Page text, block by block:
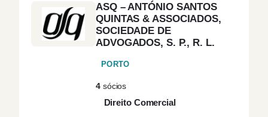
ASQ – ANTÓNIO SANTOS
QUINTAS & ASSOCIADOS,
SOCIEDADE DE
ADVOGADOS, S. P., R. L.
PORTO
4sócios
Direito Comercial